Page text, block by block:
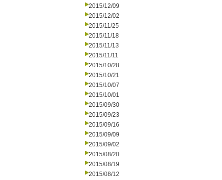
2015/12/09
2015/12/02
2015/11/25
2015/11/18
2015/11/13
2015/11/11
2015/10/28
2015/10/21
2015/10/07
2015/10/01
2015/09/30
2015/09/23
2015/09/16
2015/09/09
2015/09/02
2015/08/20
2015/08/19
2015/08/12